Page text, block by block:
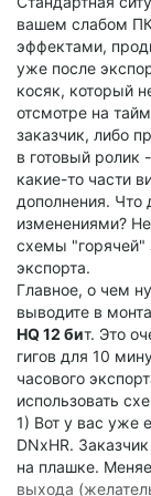
была бы
включении этой
Проектов часто
https://
previews-still-
files/idi-p/
вашем слабом
эффектами,
уже после
косяк, который
отсмотре на
заказчик, либо
в готовый ролик
какие-то части
дополнения. Что
изменениями?
схемы "горячей"
экспорта.
Главное, о чем
выводите в
HQ 12 бит. Это
гигов для 10
часового
использовать
1) Вот у вас уже
DNxHR.
на плашке.
выхода